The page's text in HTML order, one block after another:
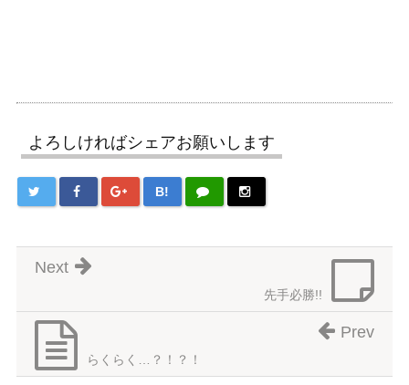
よろしければシェアお願いします
B!
先手必勝!!
Next
らくらく…？！？！
Prev